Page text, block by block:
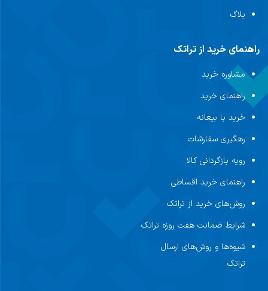
بلاگ
راهنمای خرید از تراتک
مشاوره خرید
راهنمای خرید
خرید با بیعانه
رهگیری سفارشات
رویه بازگردانی کالا
راهنمای خرید اقساطی
روش‌های خرید از تراتک
شرایط ضمانت هفت روزه تراتک
شیوه‌ها و روش‌های ارسال
تراتک